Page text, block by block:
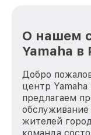
О нашем
Yamaha
Добро
центр
предлагаем
обслуживание
жителей